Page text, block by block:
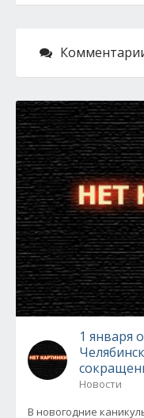
1 января
Новости
В новогодние